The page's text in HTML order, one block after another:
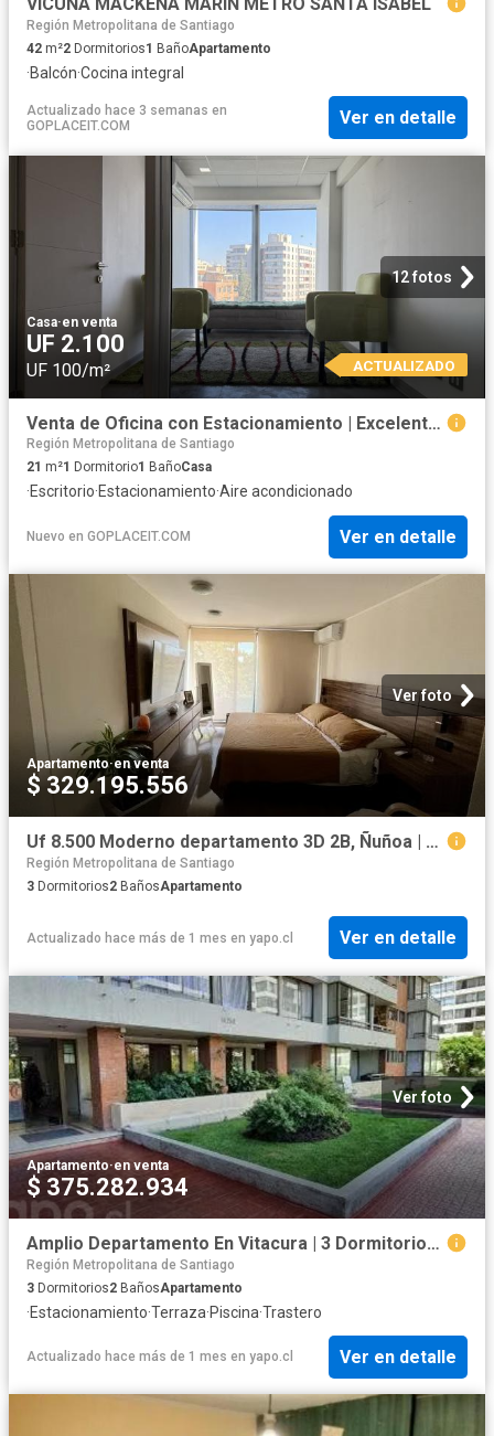
Región Metropolitana de Santiago
42 m²2 Dormitorios1 BañoApartamento
·Balcón·Cocina integral
Actualizado hace 3 semanas en
GOPLACEIT.COM
Ver en detalle
12 fotos
Casa·en venta
UF 2.100
UF 100/m² ACTUALIZADO
Venta de Oficina con Estacionamiento | Excelente Ubicación
Región Metropolitana de Santiago
21 m²1 Dormitorio1 BañoCasa
·Escritorio·Estacionamiento·Aire acondicionado
Nuevo en GOPLACEIT.COM Ver en detalle
Ver foto
Apartamento·en venta
$ 329.195.556
Uf 8.500 Moderno departamento 3D 2B, Ñuñoa | 3 Dormitorios por 8500.00 en Ñuñoa
Región Metropolitana de Santiago
3 Dormitorios2 BañosApartamento
Actualizado hace más de 1 mes en yapo.cl Ver en detalle
Ver foto
Apartamento·en venta
$ 375.282.934
Amplio Departamento En Vitacura | 3 Dormitorios por 9690.00 en Vitacura
Región Metropolitana de Santiago
3 Dormitorios2 BañosApartamento
·Estacionamiento·Terraza·Piscina·Trastero
Actualizado hace más de 1 mes en yapo.cl Ver en detalle